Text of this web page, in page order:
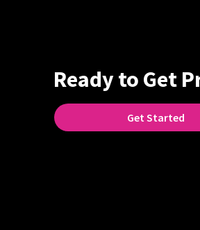
Ready to Get
Get Started